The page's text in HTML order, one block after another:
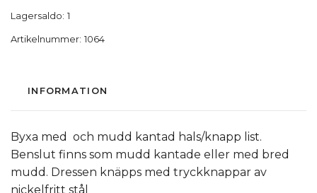
Lagersaldo: 1
Artikelnummer: 1064
INFORMATION
Byxa med och mudd kantad hals/knapp list.
Benslut finns som mudd kantade eller med bred
mudd. Dressen knäpps med tryckknappar av
nickelfritt stål